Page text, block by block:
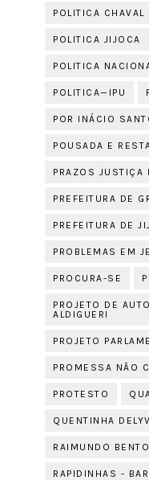
POLITICA CHAVAL
POLITICA JIJOCA
POLITICA
POLITICA—IPU
POR INÁCIO
POUSADA E
PRAZOS JUSTIÇA
PREFEITURA DE
PREFEITURA DE
PROBLEMAS EM
PROCURA-SE
PROJETO DE
ALDIGUERI
PROJETO
PROMESSA NÃO
PROTESTO
QUENTINHA
RAIMUNDO
RAPIDINHAS -